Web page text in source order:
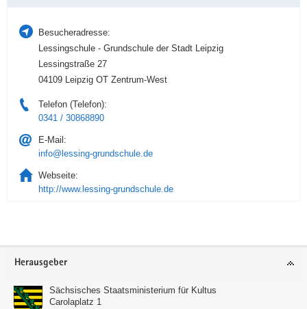
Besucheradresse:
Lessingschule - Grundschule der Stadt Leipzig
Lessingstraße 27
04109 Leipzig OT Zentrum-West
Telefon (Telefon):
0341 / 30868890
E-Mail:
info@lessing-grundschule.de
Webseite:
http://www.lessing-grundschule.de
Service
Herausgeber
Sächsisches Staatsministerium für Kultus
Carolaplatz 1